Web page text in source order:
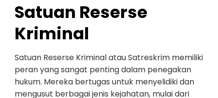
Satuan Reserse
Kriminal
Satuan Reserse Kriminal atau Satreskrim memiliki
peran yang sangat penting dalam penegakan
hukum. Mereka bertugas untuk menyelidiki dan
mengusut berbagai jenis kejahatan, mulai dari